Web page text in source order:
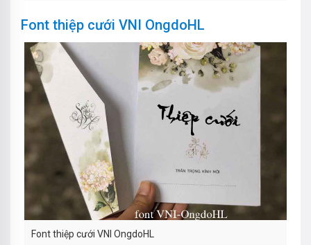
Font thiệp cưới VNI OngdoHL
Font thiệp cưới VNI OngdoHL